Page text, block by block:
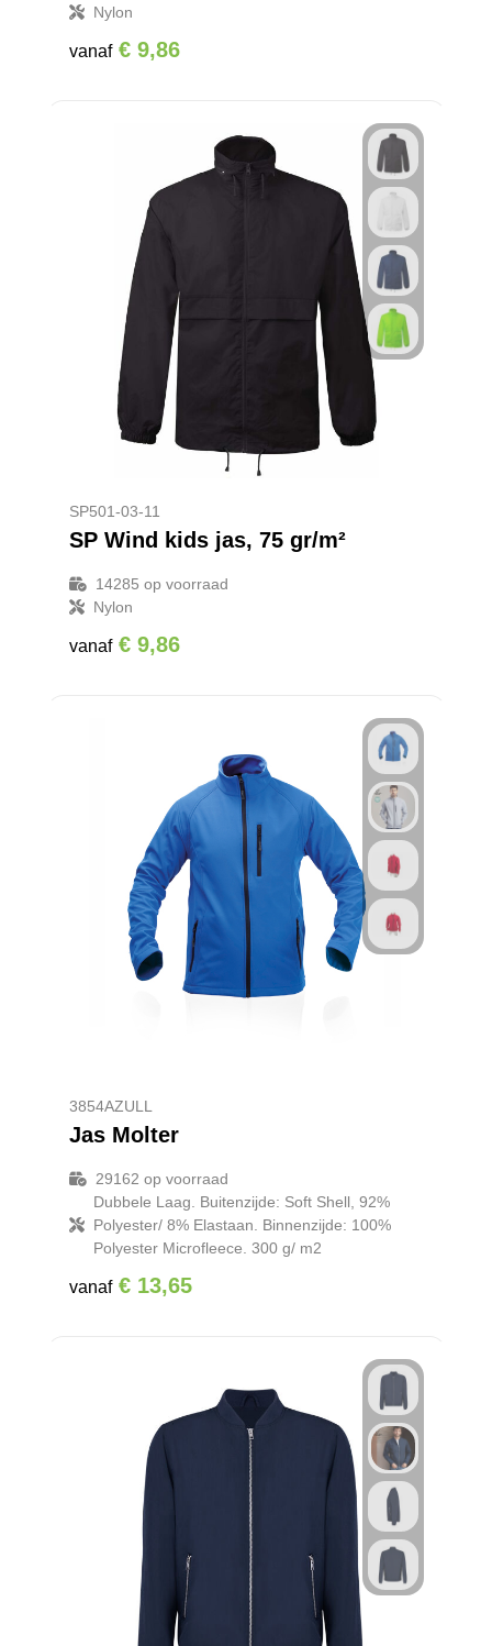
Nylon
vanaf € 9,86
SP501-03-11
SP Wind kids jas, 75 gr/m²
14285 op voorraad
Nylon
vanaf € 9,86
3854AZULL
Jas Molter
29162 op voorraad
Dubbele Laag. Buitenzijde: Soft Shell, 92%
Polyester/ 8% Elastaan. Binnenzijde: 100%
Polyester Microfleece. 300 g/ m2
vanaf € 13,65